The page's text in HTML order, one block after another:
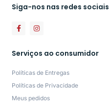
Siga-nos nas redes sociais
Serviços ao consumidor
Políticas de Entregas
Políticas de Privacidade
Meus pedidos